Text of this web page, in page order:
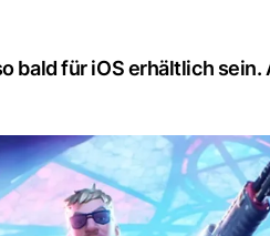
bald für iOS erhältlich